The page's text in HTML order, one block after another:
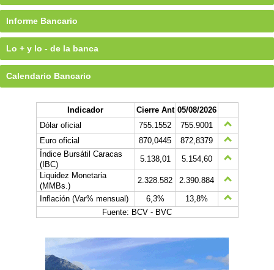
Informe Bancario
Lo + y lo - de la banca
Calendario Bancario
Indicador Cierre Ant 05/08/2026
Dólar oficial
755.1552
755.9001
Euro oficial
870,0445
872,8379
Índice Bursátil Caracas
(IBC)
5.138,01
5.154,60
Liquidez Monetaria
(MMBs.)
2.328.582
2.390.884
Inflación (Var% mensual)
6,3%
13,8%
Fuente: BCV - BVC